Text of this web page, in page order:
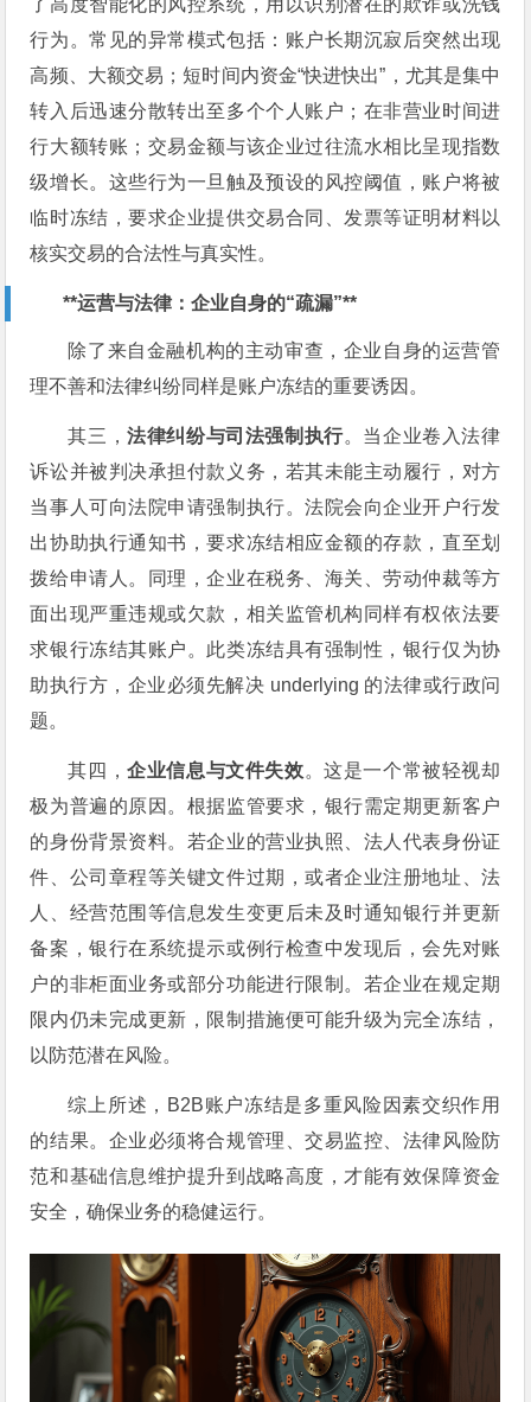
了高度智能化的风控系统，用以识别潜在的欺诈或洗钱
行为。常见的异常模式包括：账户长期沉寂后突然出现
高频、大额交易；短时间内资金“快进快出”，尤其是集中
转入后迅速分散转出至多个个人账户；在非营业时间进
行大额转账；交易金额与该企业过往流水相比呈现指数
级增长。这些行为一旦触及预设的风控阈值，账户将被
临时冻结，要求企业提供交易合同、发票等证明材料以
核实交易的合法性与真实性。
**运营与法律：企业自身的“疏漏”**
除了来自金融机构的主动审查，企业自身的运营管
理不善和法律纠纷同样是账户冻结的重要诱因。
其三，法律纠纷与司法强制执行。当企业卷入法律
诉讼并被判决承担付款义务，若其未能主动履行，对方
当事人可向法院申请强制执行。法院会向企业开户行发
出协助执行通知书，要求冻结相应金额的存款，直至划
拨给申请人。同理，企业在税务、海关、劳动仲裁等方
面出现严重违规或欠款，相关监管机构同样有权依法要
求银行冻结其账户。此类冻结具有强制性，银行仅为协
助执行方，企业必须先解决 underlying 的法律或行政问
题。
其四，企业信息与文件失效。这是一个常被轻视却
极为普遍的原因。根据监管要求，银行需定期更新客户
的身份背景资料。若企业的营业执照、法人代表身份证
件、公司章程等关键文件过期，或者企业注册地址、法
人、经营范围等信息发生变更后未及时通知银行并更新
备案，银行在系统提示或例行检查中发现后，会先对账
户的非柜面业务或部分功能进行限制。若企业在规定期
限内仍未完成更新，限制措施便可能升级为完全冻结，
以防范潜在风险。
综上所述，B2B账户冻结是多重风险因素交织作用
的结果。企业必须将合规管理、交易监控、法律风险防
范和基础信息维护提升到战略高度，才能有效保障资金
安全，确保业务的稳健运行。